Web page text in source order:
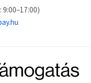
9:00–17:00)